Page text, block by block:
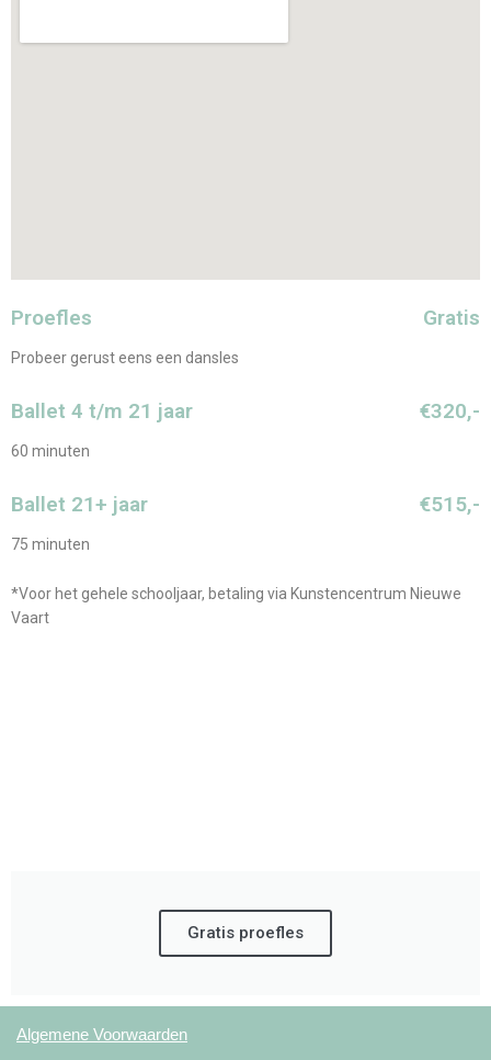
Proefles Gratis
Probeer gerust eens een dansles
Ballet 4 t/m 21 jaar €320,-
60 minuten
Ballet 21+ jaar €515,-
75 minuten
*Voor het gehele schooljaar, betaling via Kunstencentrum Nieuwe
Vaart
Gratis proefles
Algemene Voorwaarden